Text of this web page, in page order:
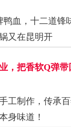
鸭血，十二道
又在昆明开
，把香软Q弹带
工制作，传承
身味道！